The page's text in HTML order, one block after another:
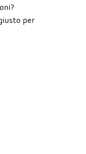
per